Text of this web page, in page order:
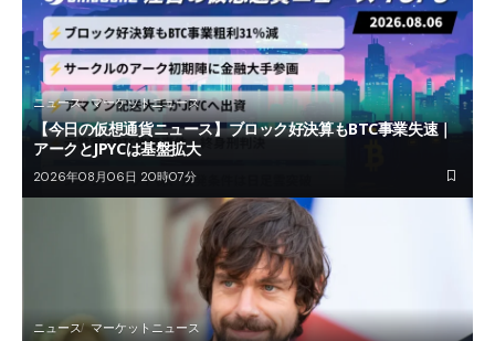
ニュース マーケットニュース
【今日の仮想通貨ニュース】ブロック好決算もBTC事業失速｜
アークとJPYCは基盤拡大
2026年08月06日 20時07分
ニュース マーケットニュース